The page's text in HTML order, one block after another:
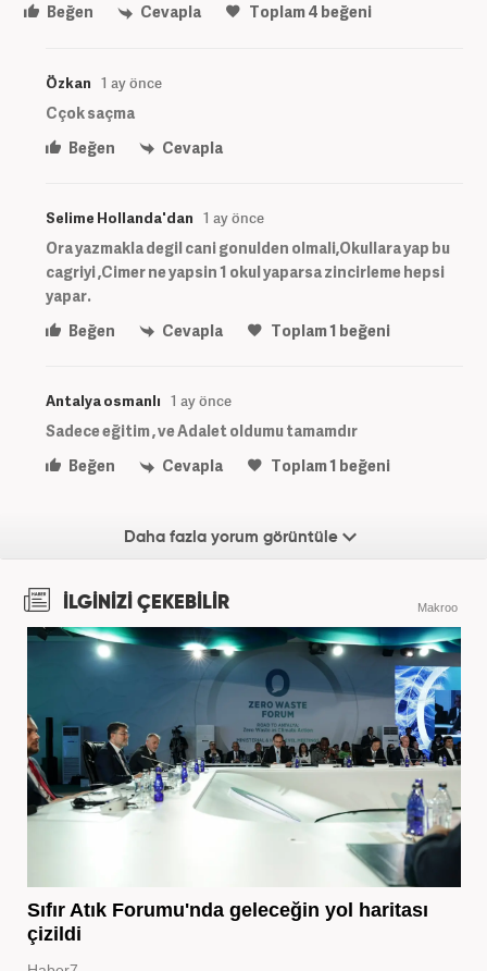
Beğen
Cevapla Toplam4 beğeni
Özkan 1 ay önce
Cçok saçma
Beğen
Cevapla
Selime Hollanda'dan 1 ay önce
Ora yazmakla degil cani gonulden olmali,Okullara yap bu
cagriyi ,Cimer ne yapsin 1 okul yaparsa zincirleme hepsi
yapar.
Beğen
Cevapla Toplam1 beğeni
Antalya osmanlı 1 ay önce
Sadece eğitim , ve Adalet oldumu tamamdır
Beğen
Cevapla Toplam1 beğeni
Daha fazla yorum görüntüle
İLGİNİZİ ÇEKEBİLİR Makroo
Sıfır Atık Forumu'nda geleceğin yol haritası
çizildi